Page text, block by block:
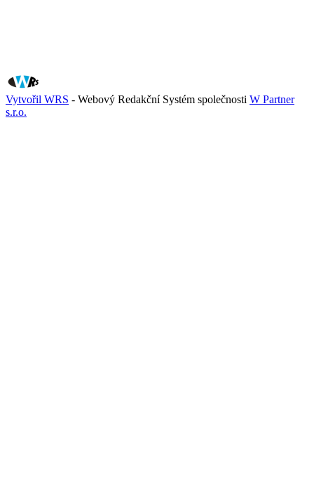
Vytvořil WRS - Webový Redakční Systém společnosti W Partner
s.r.o.